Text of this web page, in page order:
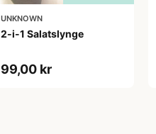
UNKNOWN
2-i-1 Salatslynge
99,00 kr